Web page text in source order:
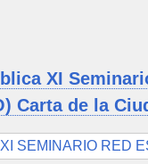
XI
Carta de la